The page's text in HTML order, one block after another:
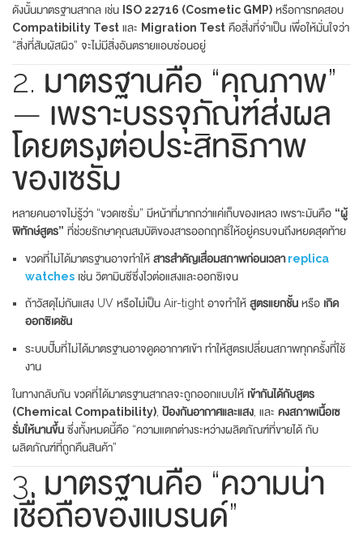
ดังนั้นมาตรฐานสากล เช่น ISO 22716 (Cosmetic GMP) หรือการทดสอบ
Compatibility Test และ Migration Test คือสิ่งที่จำเป็น เพื่อให้มั่นใจว่า
“สิ่งที่สัมผัสผิว” จะไม่มีสิ่งอันตรายแอบซ่อนอยู่
2. มาตรฐานคือ “คุณภาพ”
— เพราะบรรจุภัณฑ์ส่งผล
โดยตรงต่อประสิทธิภาพ
ของเซรั่ม
หลายคนอาจไม่รู้ว่า “ขวดเซรั่ม” มีหน้าที่มากกว่าแค่เก็บของเหลว เพราะมันคือ “ผู้
พิทักษ์สูตร” ที่ช่วยรักษาคุณสมบัติของสารออกฤทธิ์ให้อยู่ครบจนถึงหยดสุดท้าย
ขวดที่ไม่ได้มาตรฐานอาจทำให้ สารสำคัญเสื่อมสภาพก่อนเวลาreplica
watches เช่น วิตามินซีซึ่งไวต่อแสงและออกซิเจน
ถ้าวัสดุไม่กันแสง UV หรือไม่เป็น Air-tight อาจทำให้ สูตรแยกชั้น หรือ เกิด
ออกซิเดชัน
ระบบปั๊มที่ไม่ได้มาตรฐานอาจดูดอากาศเข้า ทำให้สูตรเปลี่ยนสภาพทุกครั้งที่ใช้
งาน
ในทางกลับกัน ขวดที่ได้มาตรฐานสากลจะถูกออกแบบให้ เข้ากันได้กับสูตร
(Chemical Compatibility), ป้องกันอากาศและแสง, และ คงสภาพเนื้อเซ
รั่มให้นานขึ้น ซึ่งทั้งหมดนี้คือ “ความแตกต่างระหว่างผลิตภัณฑ์ที่ขายได้ กับ
ผลิตภัณฑ์ที่ถูกคืนสินค้า”
3. มาตรฐานคือ “ความน่า
เชื่อถือของแบรนด์”